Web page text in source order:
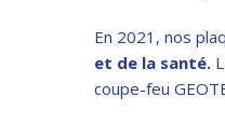
En 2021, nos
et de la santé.
coupe-feu